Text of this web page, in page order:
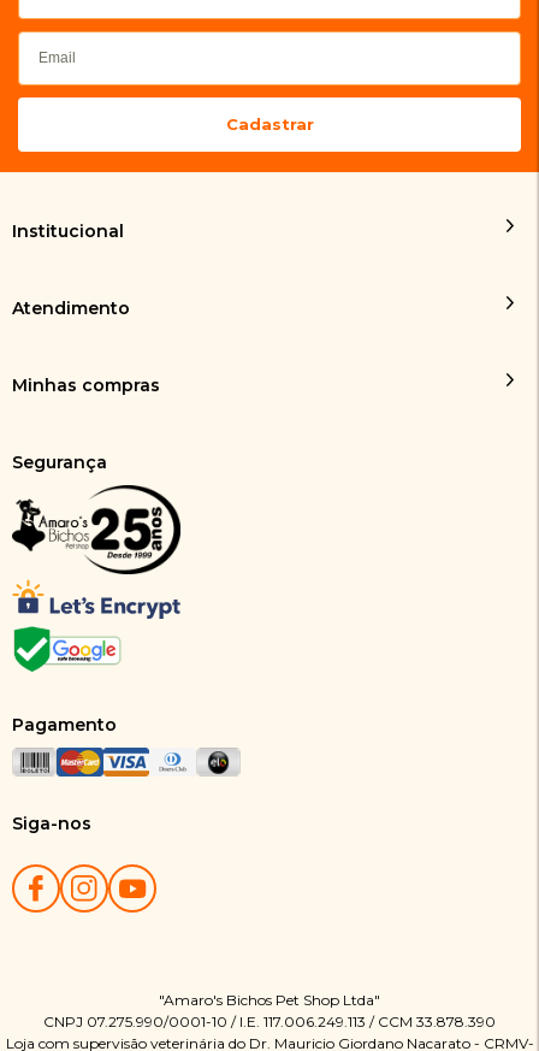
Institucional
Atendimento
Minhas compras
Segurança
Pagamento
Siga-nos
"Amaro's Bichos Pet Shop Ltda"
CNPJ 07.275.990/0001-10 / I.E. 117.006.249.113 / CCM 33.878.390
Loja com supervisão veterinária do Dr. Mauricio Giordano Nacarato - CRMV-